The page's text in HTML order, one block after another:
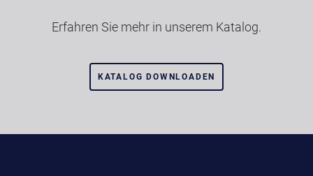
Erfahren Sie mehr in unserem Katalog.
KATALOG DOWNLOADEN